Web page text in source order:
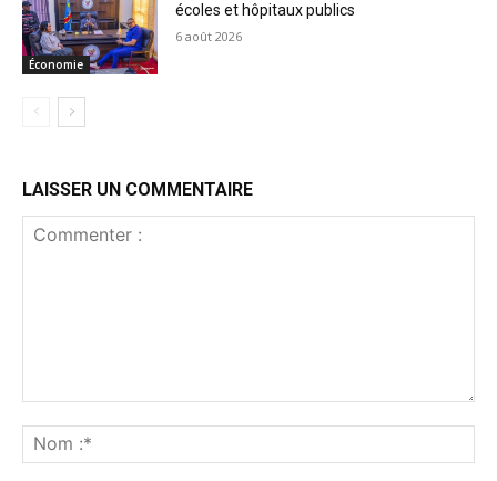
Économie
écoles et hôpitaux publics
6 août 2026
LAISSER UN COMMENTAIRE
:*